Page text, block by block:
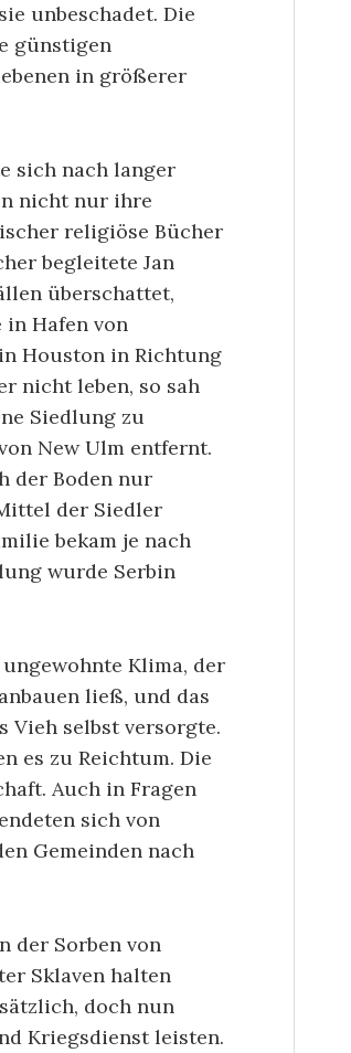
unbeschadet. Die
günstigen
in größerer
sich nach langer
nicht nur ihre
religiöse Bücher
begleitete Jan
überschattet,
in Hafen von
Houston in Richtung
nicht leben, so sah
Siedlung zu
New Ulm entfernt.
der Boden nur
der Siedler
bekam je nach
wurde Serbin
Klima, der
ließ, und das
Vieh selbst versorgte.
es zu Reichtum. Die
Auch in Fragen
sich von
Gemeinden nach
der Sorben von
Sklaven halten
doch nun
Kriegsdienst leisten.